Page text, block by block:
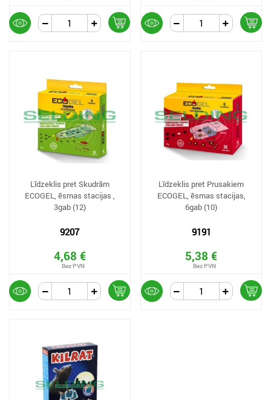
Līdzeklis pret Skudrām
ECOGEL, ēsmas stacijas ,
3gab (12)
9207
4,68 €
Līdzeklis pret Prusakiem
ECOGEL, ēsmas stacijas,
6gab (10)
9191
5,38 €